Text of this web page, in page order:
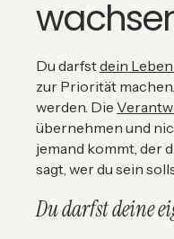
Du darfstdein
zur Priorität
werden. Die
übernehmen und
jemand kommt, der
sagt, wer du sein
Du darfst deine